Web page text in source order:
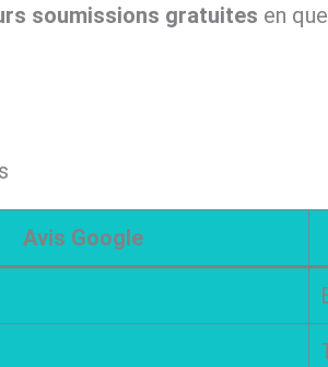
soumissions gratuites en
Avis Google